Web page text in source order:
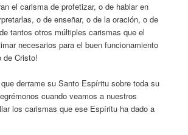
el carisma de profetizar, o de hablar en
o de enseñar, o de la oración, o de
tantos otros múltiples carismas que el
necesarios para el buen funcionamiento
de Cristo!
derrame su Santo Espíritu sobre toda su
cuando veamos a nuestros
los carismas que ese Espíritu ha dado a